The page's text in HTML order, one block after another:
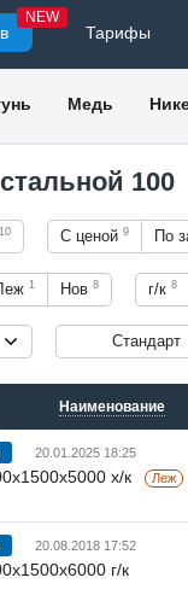
NEW
Тарифы
Медь
100
10 С ценой 9 По
1 Нов 8 г/к 8
Стандарт
Наименование
20.01.2025 18:25
х/к Леж
20.08.2018 17:52
г/к